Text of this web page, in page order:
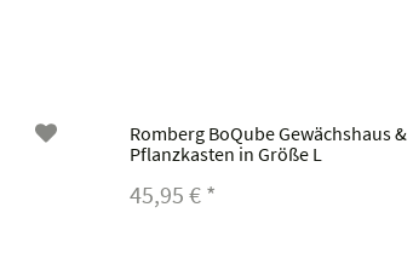
Romberg BoQube Gewächshaus &
Pflanzkasten in Größe L
45,95 € *